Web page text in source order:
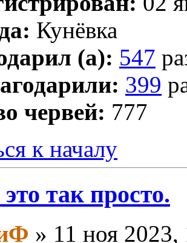
Кунёвка
(а): 547
399
червей: 777
к началу
так просто.
» 11 ноя 2023,